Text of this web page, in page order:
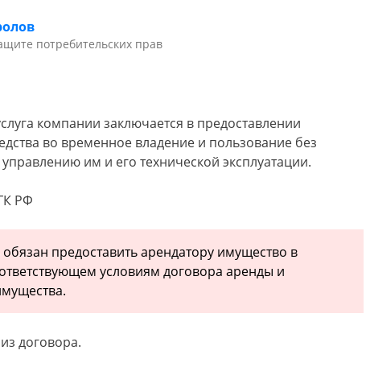
потребительских прав
компании заключается в предоставлении
во временное владение и пользование без
управлению им и его технической эксплуатации.
РФ
предоставить арендатору имущество в
условиям договора аренды и
договора.